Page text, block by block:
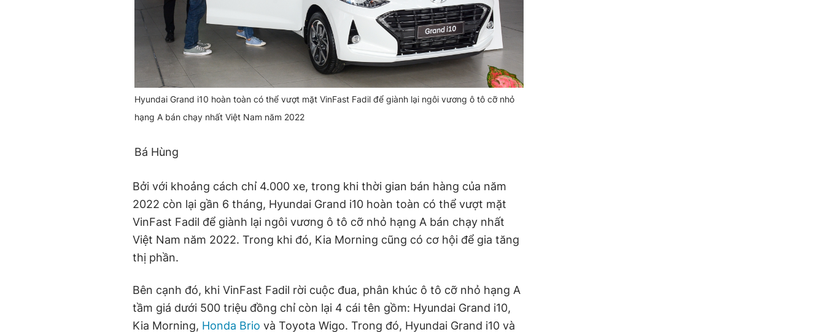
Hyundai Grand i10 hoàn toàn có thể vượt mặt VinFast Fadil để giành lại ngôi vương ô tô cỡ nhỏ
hạng A bán chạy nhất Việt Nam năm 2022
Bá Hùng
Bởi với khoảng cách chỉ 4.000 xe, trong khi thời gian bán hàng của năm
2022 còn lại gần 6 tháng, Hyundai Grand i10 hoàn toàn có thể vượt mặt
VinFast Fadil để giành lại ngôi vương ô tô cỡ nhỏ hạng A bán chạy nhất
Việt Nam năm 2022. Trong khi đó, Kia Morning cũng có cơ hội để gia tăng
thị phần.
Bên cạnh đó, khi VinFast Fadil rời cuộc đua, phân khúc ô tô cỡ nhỏ hạng A
tầm giá dưới 500 triệu đồng chỉ còn lại 4 cái tên gồm: Hyundai Grand i10,
Kia Morning, Honda Brio và Toyota Wigo. Trong đó, Hyundai Grand i10 và